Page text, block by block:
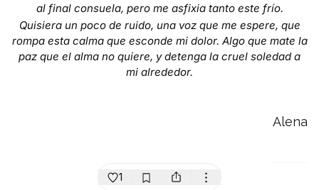
al final consuela, pero me asfixia tanto este frío.
Quisiera un poco de ruido, una voz que me espere, que
rompa esta calma que esconde mi dolor. Algo que mate la
paz que el alma no quiere, y detenga la cruel soledad a
mi alrededor.
Alena
1